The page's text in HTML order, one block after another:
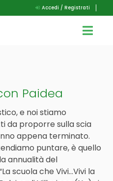
Accedi / Registrati
Paidea
e noi stiamo
da proporre sulla scia
appena terminato.
puntare, è quello
annualità del
scuola che Vivi…Vivi la